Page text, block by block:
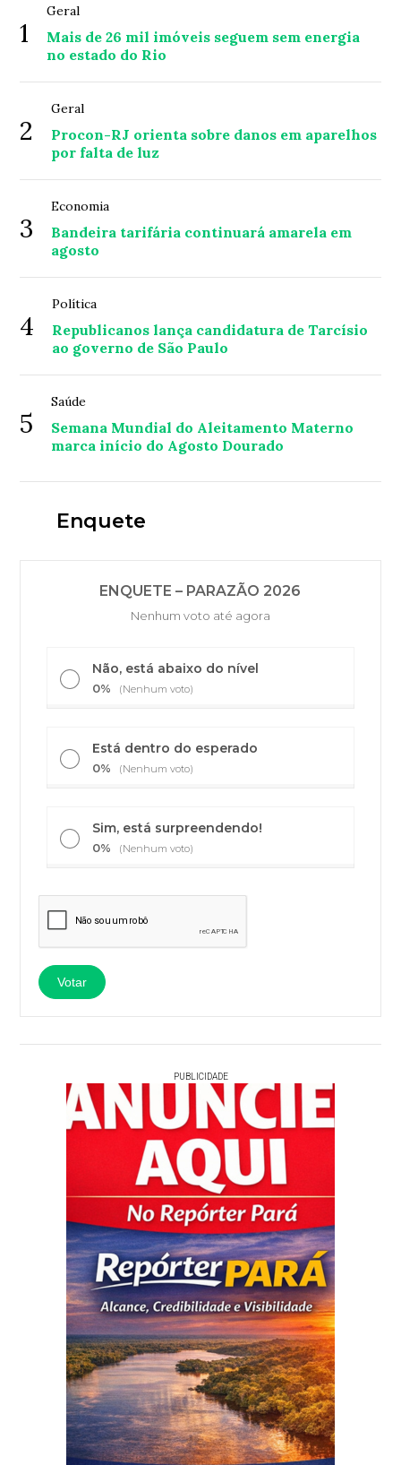
1
Geral
Mais de 26 mil imóveis seguem sem energia
no estado do Rio
2
Geral
Procon-RJ orienta sobre danos em aparelhos
por falta de luz
3
Economia
Bandeira tarifária continuará amarela em
agosto
4
Política
Republicanos lança candidatura de Tarcísio
ao governo de São Paulo
5
Saúde
Semana Mundial do Aleitamento Materno
marca início do Agosto Dourado
Enquete
ENQUETE – PARAZÃO 2026
Nenhum voto até agora
Não, está abaixo do nível
0% (Nenhum voto)
Está dentro do esperado
0% (Nenhum voto)
Sim, está surpreendendo!
0% (Nenhum voto)
PUBLICIDADE